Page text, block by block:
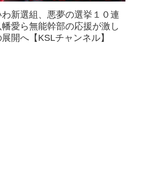
わ新選組、悪夢の選挙１０連
愛ら無能幹部の応援が激し
開へ【KSLチャンネル】